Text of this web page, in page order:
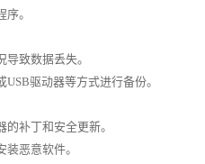
。
致数据丢失。
驱动器等方式进行备份。
补丁和安全更新。
恶意软件。